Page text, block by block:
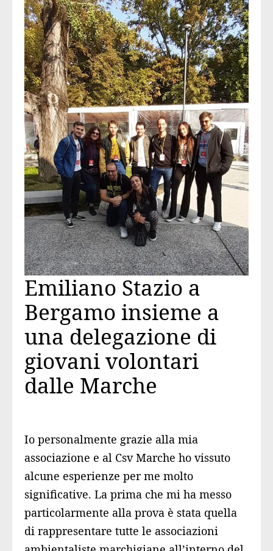
Emiliano Stazio a
Bergamo insieme a
una delegazione di
giovani volontari
dalle Marche
Io personalmente grazie alla mia
associazione e al Csv Marche ho vissuto
alcune esperienze per me molto
significative. La prima che mi ha messo
particolarmente alla prova è stata quella
di rappresentare tutte le associazioni